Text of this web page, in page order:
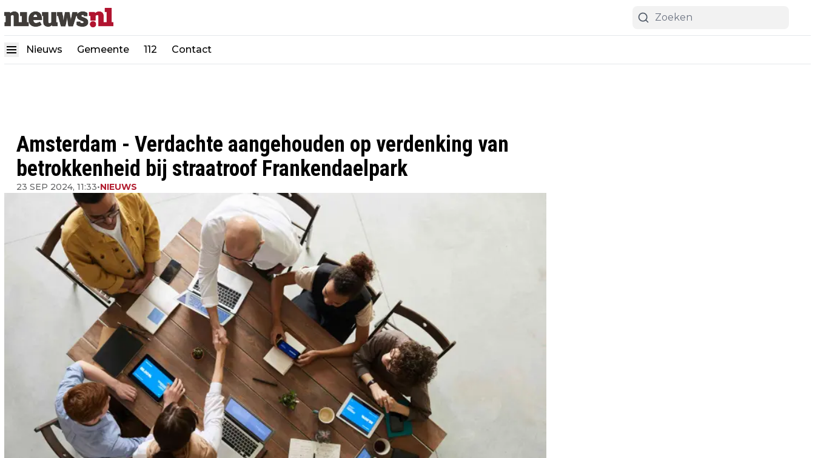
Nieuws Gemeente 112 Contact
Amsterdam - Verdachte aangehouden op verdenking van
betrokkenheid bij straatroof Frankendaelpark
23 SEP 2024, 11:33•NIEUWS